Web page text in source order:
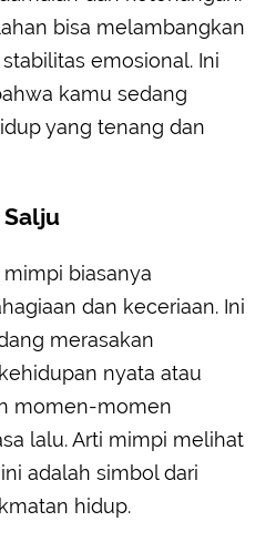
bisa melambangkan
emosional. Ini
kamu sedang
yang tenang dan
biasanya
dan keceriaan. Ini
merasakan
nyata atau
momen-momen
lalu. Arti mimpi melihat
adalah simbol dari
hidup.